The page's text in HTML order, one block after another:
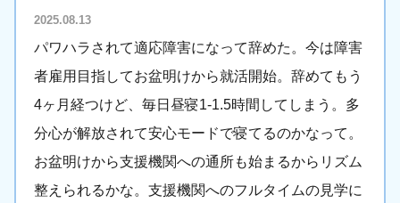
2025.08.13
パワハラされて適応障害になって辞めた。今は障害
者雇用目指してお盆明けから就活開始。辞めてもう
4ヶ月経つけど、毎日昼寝1-1.5時間してしまう。多
分心が解放されて安心モードで寝てるのかなって。
お盆明けから支援機関への通所も始まるからリズム
整えられるかな。支援機関へのフルタイムの見学に